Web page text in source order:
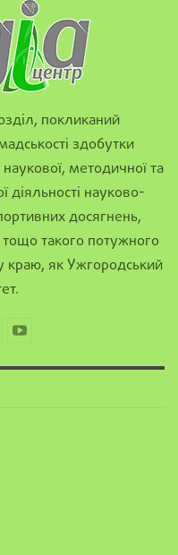
покликаний
здобутки
методичної та
діяльності науково-
досягнень,
тощо такого потужного
краю, як Ужгородський